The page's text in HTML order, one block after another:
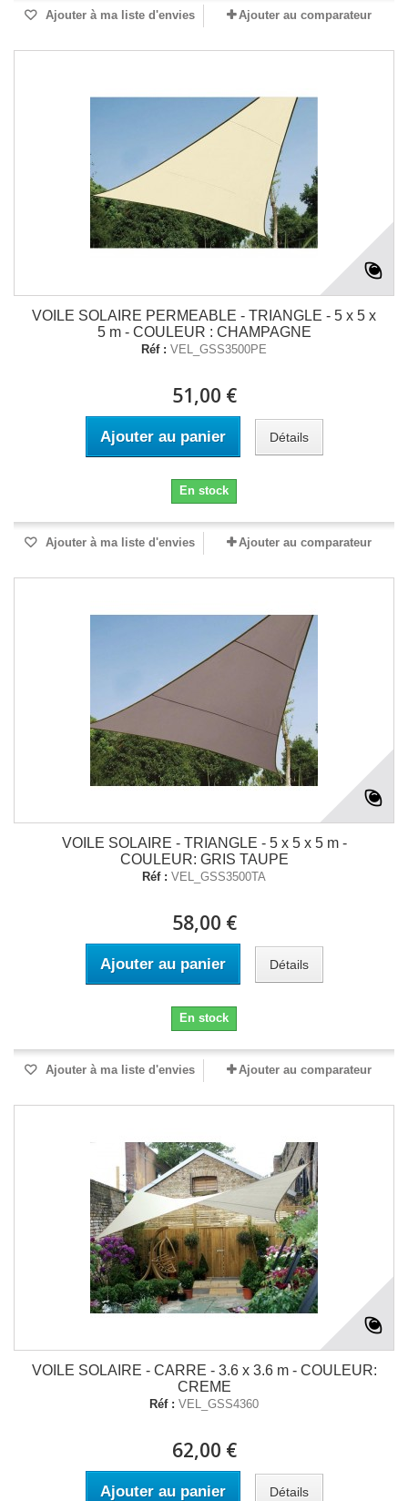
Ajouter à ma liste d'envies Ajouter au comparateur
VOILE SOLAIRE PERMEABLE - TRIANGLE - 5 x 5 x
5 m - COULEUR : CHAMPAGNE
Réf : VEL_GSS3500PE
51,00 €
Ajouter au panier Détails
En stock
Ajouter à ma liste d'envies Ajouter au comparateur
VOILE SOLAIRE - TRIANGLE - 5 x 5 x 5 m -
COULEUR: GRIS TAUPE
Réf : VEL_GSS3500TA
58,00 €
Ajouter au panier Détails
En stock
Ajouter à ma liste d'envies Ajouter au comparateur
VOILE SOLAIRE - CARRE - 3.6 x 3.6 m - COULEUR:
CREME
Réf : VEL_GSS4360
62,00 €
Ajouter au panier Détails